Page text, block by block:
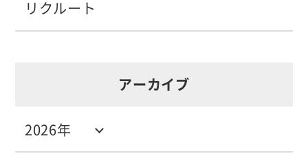
リクルート
アーカイブ
2026年